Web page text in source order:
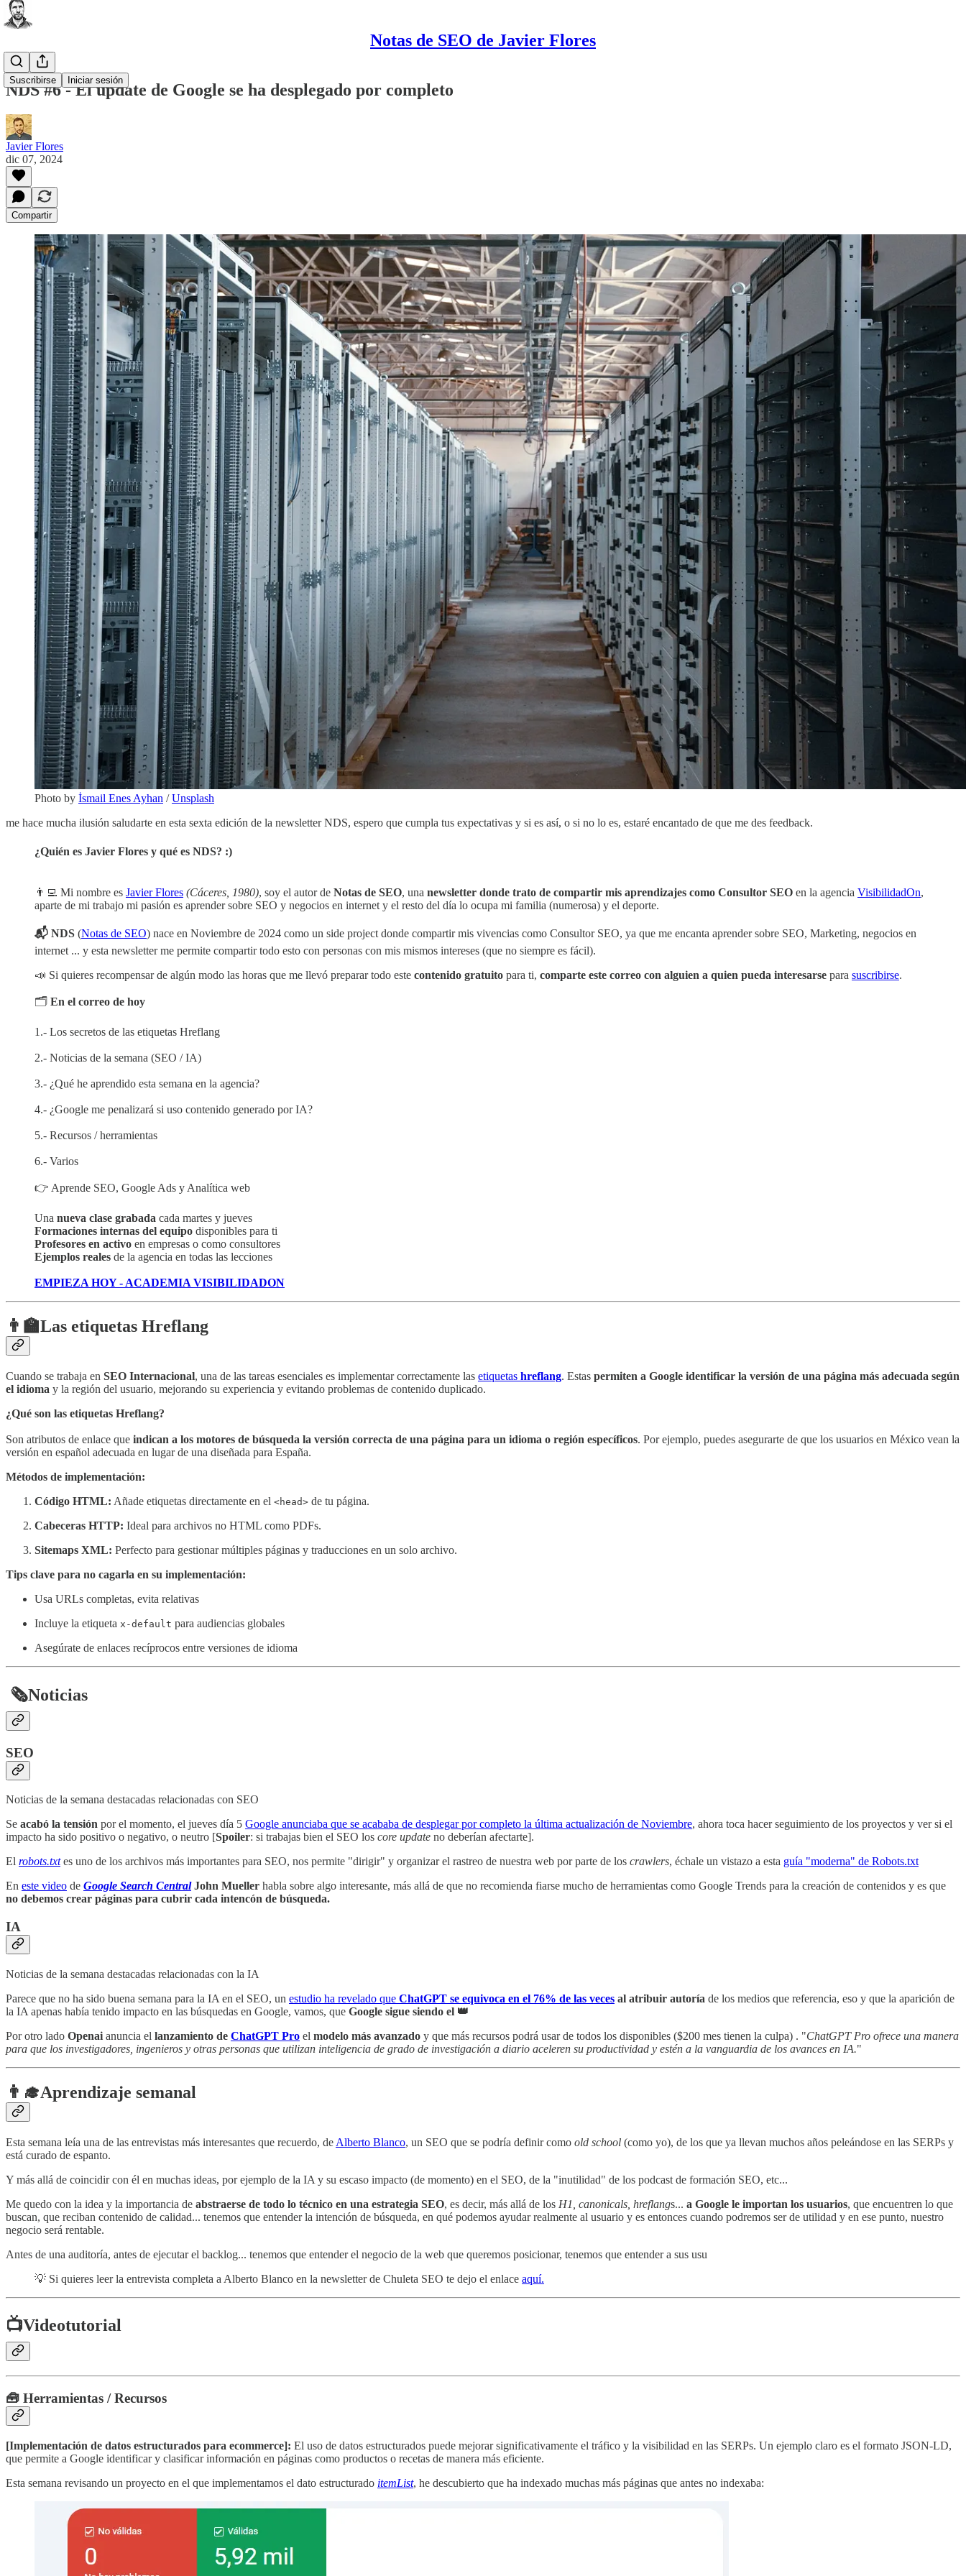
Notas de SEO de Javier Flores
Suscribirse Iniciar sesión
NDS #6 - El update de Google se ha desplegado por completo
Javier Flores
dic 07, 2024
Compartir
Photo by İsmail Enes Ayhan /Unsplash
me hace mucha ilusión saludarte en esta sexta edición de la newsletter NDS, espero que cumpla tus expectativas y si es así, o si no lo es, estaré encantado de que me des feedback.
¿Quién es Javier Flores y qué es NDS? :)
👨‍💻 Mi nombre es Javier Flores (Cáceres, 1980), soy el autor de Notas de SEO, una newsletter donde trato de compartir mis aprendizajes como Consultor SEO en la agencia VisibilidadOn,
aparte de mi trabajo mi pasión es aprender sobre SEO y negocios en internet y el resto del día lo ocupa mi familia (numerosa) y el deporte.
📬 NDS (Notas de SEO) nace en Noviembre de 2024 como un side project donde compartir mis vivencias como Consultor SEO, ya que me encanta aprender sobre SEO, Marketing, negocios en
internet ... y esta newsletter me permite compartir todo esto con personas con mis mismos intereses (que no siempre es fácil).
📣 Si quieres recompensar de algún modo las horas que me llevó preparar todo este contenido gratuito para ti, comparte este correo con alguien a quien pueda interesarse para suscribirse.
🗂️ En el correo de hoy
1.- Los secretos de las etiquetas Hreflang
2.- Noticias de la semana (SEO / IA)
3.- ¿Qué he aprendido esta semana en la agencia?
4.- ¿Google me penalizará si uso contenido generado por IA?
5.- Recursos / herramientas
6.- Varios
👉 Aprende SEO, Google Ads y Analítica web
Una nueva clase grabada cada martes y jueves
Formaciones internas del equipo disponibles para ti
Profesores en activo en empresas o como consultores
Ejemplos reales de la agencia en todas las lecciones
EMPIEZA HOY - ACADEMIA VISIBILIDADON
👨‍🏫Las etiquetas Hreflang
Cuando se trabaja en SEO Internacional, una de las tareas esenciales es implementar correctamente las etiquetas hreflang. Estas permiten a Google identificar la versión de una página más adecuada según
el idioma y la región del usuario, mejorando su experiencia y evitando problemas de contenido duplicado.
¿Qué son las etiquetas Hreflang?
Son atributos de enlace que indican a los motores de búsqueda la versión correcta de una página para un idioma o región específicos. Por ejemplo, puedes asegurarte de que los usuarios en México vean la
versión en español adecuada en lugar de una diseñada para España.
Métodos de implementación:
Código HTML: Añade etiquetas directamente en el <head> de tu página.
Cabeceras HTTP: Ideal para archivos no HTML como PDFs.
Sitemaps XML: Perfecto para gestionar múltiples páginas y traducciones en un solo archivo.
Tips clave para no cagarla en su implementación:
Usa URLs completas, evita relativas
Incluye la etiqueta x-default para audiencias globales
Asegúrate de enlaces recíprocos entre versiones de idioma
🗞️Noticias
SEO
Noticias de la semana destacadas relacionadas con SEO
Se acabó la tensión por el momento, el jueves día 5 Google anunciaba que se acababa de desplegar por completo la última actualización de Noviembre, ahora toca hacer seguimiento de los proyectos y ver si el
impacto ha sido positivo o negativo, o neutro [Spoiler: si trabajas bien el SEO los core update no deberían afectarte].
El robots.txtes uno de los archivos más importantes para SEO, nos permite "dirigir" y organizar el rastreo de nuestra web por parte de los crawlers, échale un vistazo a esta guía "moderna" de Robots.txt
En este video de Google Search Central John Mueller habla sobre algo interesante, más allá de que no recomienda fiarse mucho de herramientas como Google Trends para la creación de contenidos y es que
no debemos crear páginas para cubrir cada intencón de búsqueda.
IA
Noticias de la semana destacadas relacionadas con la IA
Parece que no ha sido buena semana para la IA en el SEO, un estudio ha revelado que ChatGPT se equivoca en el 76% de las veces al atribuir autoría de los medios que referencia, eso y que la aparición de
la IA apenas había tenido impacto en las búsquedas en Google, vamos, que Google sigue siendo el 👑
Por otro lado Openai anuncia el lanzamiento de ChatGPT Pro el modelo más avanzado y que más recursos podrá usar de todos los disponibles ($200 mes tienen la culpa) . "ChatGPT Pro ofrece una manera
para que los investigadores, ingenieros y otras personas que utilizan inteligencia de grado de investigación a diario aceleren su productividad y estén a la vanguardia de los avances en IA."
👨‍🎓Aprendizaje semanal
Esta semana leía una de las entrevistas más interesantes que recuerdo, de Alberto Blanco, un SEO que se podría definir como old school (como yo), de los que ya llevan muchos años peleándose en las SERPs y
está curado de espanto.
Y más allá de coincidir con él en muchas ideas, por ejemplo de la IA y su escaso impacto (de momento) en el SEO, de la "inutilidad" de los podcast de formación SEO, etc...
Me quedo con la idea y la importancia de abstraerse de todo lo técnico en una estrategia SEO, es decir, más allá de los H1, canonicals, hreflangs... a Google le importan los usuarios, que encuentren lo que
buscan, que reciban contenido de calidad... tenemos que entender la intención de búsqueda, en qué podemos ayudar realmente al usuario y es entonces cuando podremos ser de utilidad y en ese punto, nuestro
negocio será rentable.
Antes de una auditoría, antes de ejecutar el backlog... tenemos que entender el negocio de la web que queremos posicionar, tenemos que entender a sus usu
💡 Si quieres leer la entrevista completa a Alberto Blanco en la newsletter de Chuleta SEO te dejo el enlace aquí.
📺Videotutorial
🧰 Herramientas / Recursos
[Implementación de datos estructurados para ecommerce]: El uso de datos estructurados puede mejorar significativamente el tráfico y la visibilidad en las SERPs. Un ejemplo claro es el formato JSON-LD,
que permite a Google identificar y clasificar información en páginas como productos o recetas de manera más eficiente.
Esta semana revisando un proyecto en el que implementamos el dato estructurado itemList, he descubierto que ha indexado muchas más páginas que antes no indexaba: